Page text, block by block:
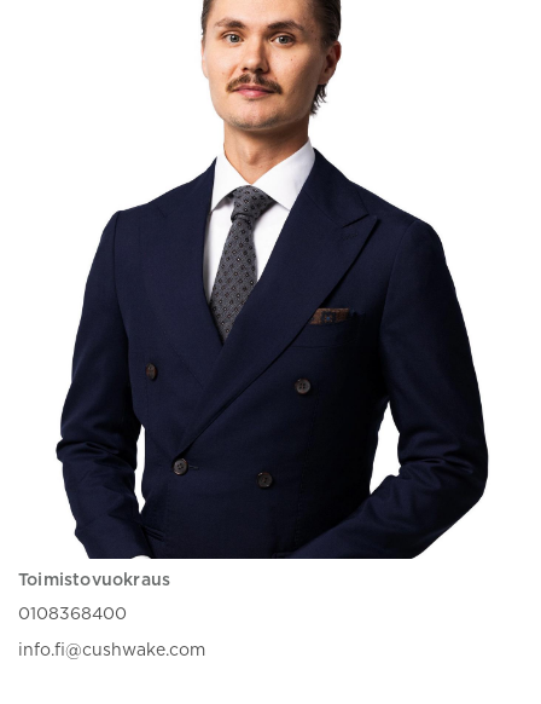
Toimistovuokraus
0108368400
info.fi@cushwake.com